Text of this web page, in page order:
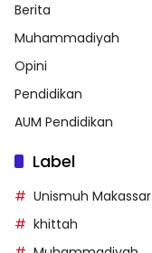
Berita
Muhammadiyah
Opini
Pendidikan
AUM Pendidikan
Label
Unismuh Makassar
khittah